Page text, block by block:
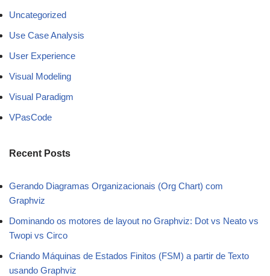
Uncategorized
Use Case Analysis
User Experience
Visual Modeling
Visual Paradigm
VPasCode
Recent Posts
Gerando Diagramas Organizacionais (Org Chart) com
Graphviz
Dominando os motores de layout no Graphviz: Dot vs Neato vs
Twopi vs Circo
Criando Máquinas de Estados Finitos (FSM) a partir de Texto
usando Graphviz